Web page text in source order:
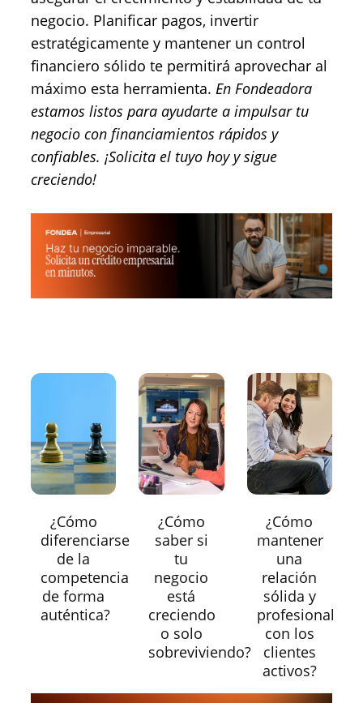
negocio. Planificar pagos, invertir
estratégicamente y mantener un control
financiero sólido te permitirá aprovechar al
máximo esta herramienta. En Fondeadora
estamos listos para ayudarte a impulsar tu
negocio con financiamientos rápidos y
confiables. ¡Solicita el tuyo hoy y sigue
creciendo!
¿Cómo
diferenciarse
de la
competencia
de forma
auténtica?
¿Cómo
saber si
tu
negocio
está
creciendo
o solo
sobreviviendo?
¿Cómo
mantener
una
relación
sólida y
profesional
con los
clientes
activos?